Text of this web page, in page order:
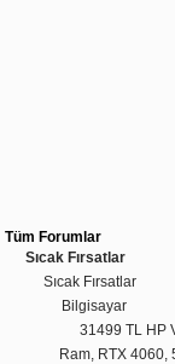
Tüm Forumlar
Sıcak Fırsatlar
Sıcak Fırsatlar
Bilgisayar
31499 TL HP
Ram, RTX 4060,